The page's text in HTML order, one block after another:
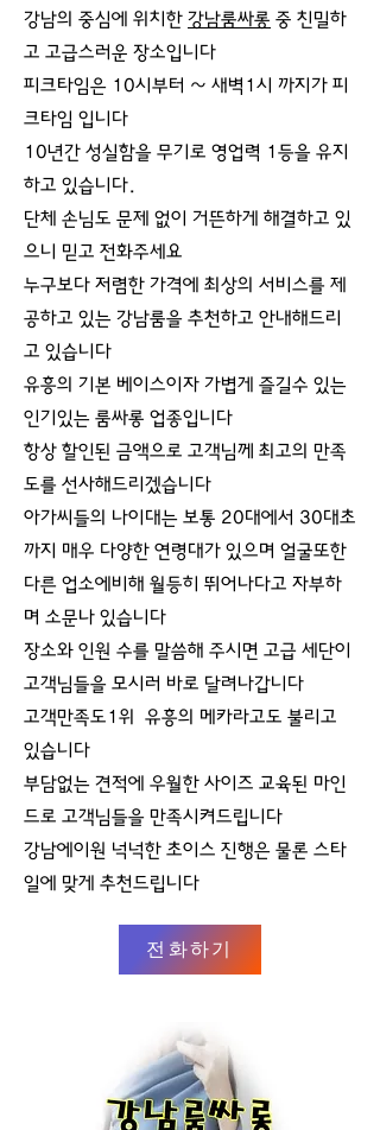
강남의 중심에 위치한 강남룸싸롱 중 친밀하
고 고급스러운 장소입니다
피크타임은 10시부터 ~ 새벽1시 까지가 피
크타임 입니다
10년간 성실함을 무기로 영업력 1등을 유지
하고 있습니다.
단체 손님도 문제 없이 거뜬하게 해결하고 있
으니 믿고 전화주세요
누구보다 저렴한 가격에 최상의 서비스를 제
공하고 있는 강남룸을 추천하고 안내해드리
고 있습니다
유흥의 기본 베이스이자 가볍게 즐길수 있는
인기있는 룸싸롱 업종입니다
항상 할인된 금액으로 고객님께 최고의 만족
도를 선사해드리겠습니다
아가씨들의 나이대는 보통 20대에서 30대초
까지 매우 다양한 연령대가 있으며 얼굴또한
다른 업소에비해 월등히 뛰어나다고 자부하
며 소문나 있습니다
장소와 인원 수를 말씀해 주시면 고급 세단이
고객님들을 모시러 바로 달려나갑니다
고객만족도1위 유흥의 메카라고도 불리고
있습니다
부담없는 견적에 우월한 사이즈 교육된 마인
드로 고객님들을 만족시켜드립니다
강남에이원 넉넉한 초이스 진행은 물론 스타
일에 맞게 추천드립니다
전화하기